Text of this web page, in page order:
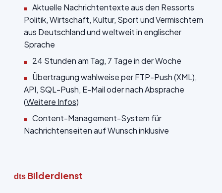
Aktuelle Nachrichtentexte aus den Ressorts
Politik, Wirtschaft, Kultur, Sport und Vermischtem
aus Deutschland und weltweit in englischer
Sprache
24 Stunden am Tag, 7 Tage in der Woche
Übertragung wahlweise per FTP-Push (XML),
API, SQL-Push, E-Mail oder nach Absprache
(Weitere Infos)
Content-Management-System für
Nachrichtenseiten auf Wunsch inklusive
dts Bilderdienst